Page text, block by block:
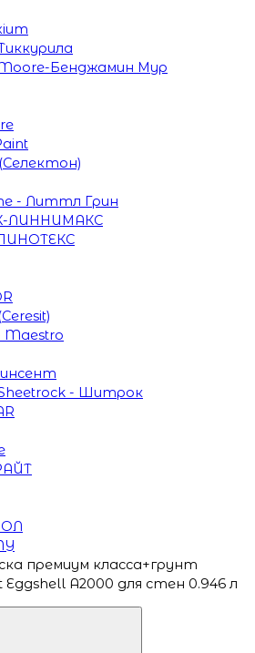
Бенджамин Мур
- Литтл Грин
ЛИННИМАКС
Maestro
- Шитрок
премиум класса+грунт
Eggshell A2000 для стен 0.946 л